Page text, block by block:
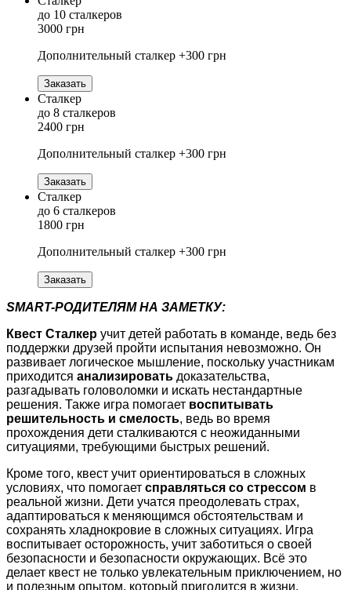
до 10 сталкеров
3000 грн
Дополнительный сталкер +300 грн
Заказать
Сталкер
до 8 сталкеров
2400 грн
Дополнительный сталкер +300 грн
Заказать
Сталкер
до 6 сталкеров
1800 грн
Дополнительный сталкер +300 грн
Заказать
SMART-РОДИТЕЛЯМ НА ЗАМЕТКУ:
Квест Сталкер учит детей работать в команде, ведь без
поддержки друзей пройти испытания невозможно. Он
развивает логическое мышление, поскольку участникам
приходится анализировать доказательства,
разгадывать головоломки и искать нестандартные
решения. Также игра помогает воспитывать
решительность и смелость, ведь во время
прохождения дети сталкиваются с неожиданными
ситуациями, требующими быстрых решений.
Кроме того, квест учит ориентироваться в сложных
условиях, что помогает справляться со стрессом в
реальной жизни. Дети учатся преодолевать страх,
адаптироваться к меняющимся обстоятельствам и
сохранять хладнокровие в сложных ситуациях. Игра
воспитывает осторожность, учит заботиться о своей
безопасности и безопасности окружающих. Всё это
делает квест не только увлекательным приключением, но
и полезным опытом, который пригодится в жизни.